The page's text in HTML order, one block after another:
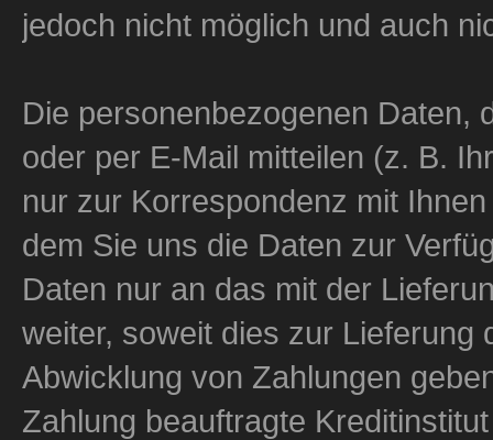
jedoch nicht möglich und auch
Die personenbezogenen Daten,
oder per E-Mail mitteilen (z. B.
nur zur Korrespondenz mit
dem Sie uns die Daten zur
Daten nur an das mit der
weiter, soweit dies zur Lieferung
Abwicklung von Zahlungen
Zahlung beauftragte